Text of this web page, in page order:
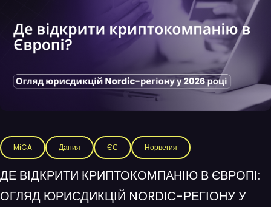
MiCA Дания ЄС Норвегия
ДЕ ВІДКРИТИ КРИПТОКОМПАНІЮ В ЄВРОПІ:
ОГЛЯД ЮРИСДИКЦІЙ NORDIC-РЕГІОНУ У